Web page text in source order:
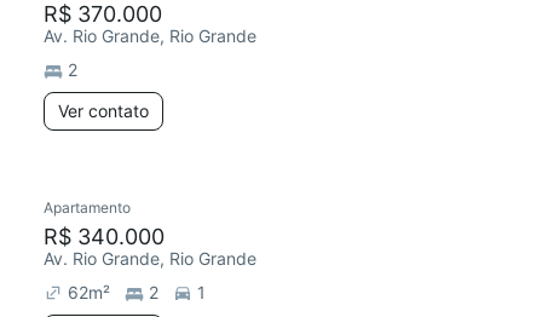
R$ 370.000
Av. Rio Grande, Rio Grande
2
Ver contato
Apartamento
R$ 340.000
Av. Rio Grande, Rio Grande
62m² 2
1